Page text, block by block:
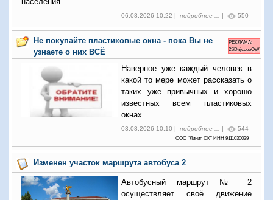
06.08.2026 10:22 | подробнее ... | 550
Не покупайте пластиковые окна - пока Вы не
узнаете о них ВСЁ
РЕКЛАМА:
2SDnjccooQW
Наверное уже каждый человек в
какой то мере может рассказать о
таких уже привычных и хорошо
известных всем пластиковых
окнах.
03.08.2026 10:10 | подробнее ... | 544
ООО "Линия СК" ИНН 9111030039
Изменен участок маршрута автобуса 2
Автобусный маршрут № 2
осуществляет своё движение